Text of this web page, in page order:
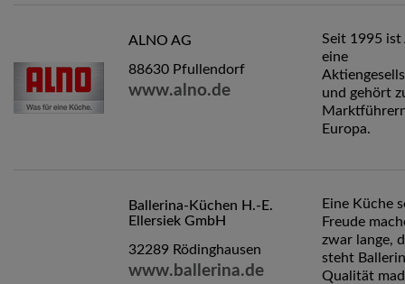
ALNO AG
88630 Pfullendorf
www.alno.de
Seit 1995 ist
eine
und gehört
Europa.
Ballerina-Küchen H.-E.
Ellersiek GmbH
32289 Rödinghausen
www.ballerina.de
Eine Küche
Freude
zwar lange,
steht
Qualität